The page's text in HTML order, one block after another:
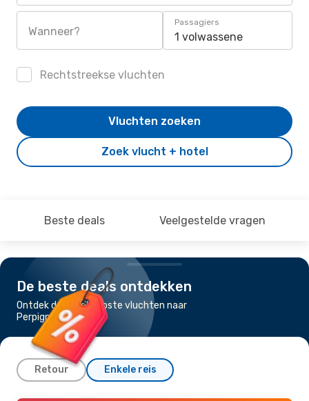
Wanneer?
Passagiers
1 volwassene
Rechtstreekse vluchten
Zoek vlucht + hotel
Vluchten zoeken
Beste deals Veelgestelde vragen
De beste deals ontdekken
Ontdek de goedkoopste vluchten naar
Perpignan
Retour Enkele reis